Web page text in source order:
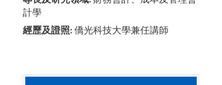
計學
經歷及證照 僑光科技大學兼任講師